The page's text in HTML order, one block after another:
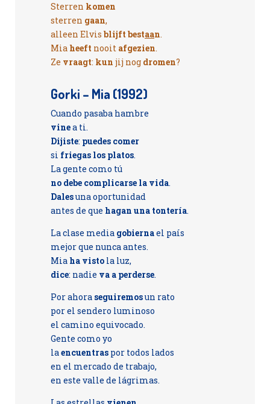
Sterren komen
sterren gaan,
alleen Elvis blijft bestaan.
Miaheeft nooit afgezien.
Ze vraagt: kun jij nog dromen?
Gorki – Mia (1992)
Cuando pasaba hambre
vinea ti.
Dijiste: puedes comer
si friegas los platos.
La gente como tú
no debe complicarse la vida.
Dalesuna oportunidad
antes de que hagan una tontería.
La clase media gobiernael país
mejor que nunca antes.
Miaha visto la luz,
dice: nadie va a perderse.
Por ahora seguiremosun rato
por el sendero luminoso
el camino equivocado.
Gente como yo
laencuentras por todos lados
en el mercado de trabajo,
en este valle de lágrimas.